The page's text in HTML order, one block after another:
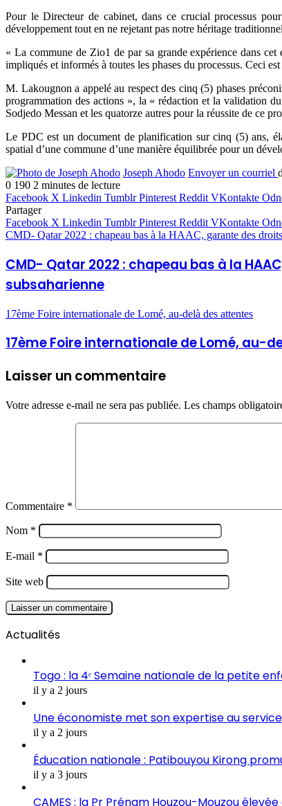
Pour le Directeur de cabinet, dans ce crucial processus
développement tout en ne rejetant pas notre héritage
« La commune de Zio1 de par sa grande expérience dans
impliqués et informés à toutes les phases du processus. Ceci
M. Lakougnon a appelé au respect des cinq (5) phases
programmation des actions », la « rédaction et la validation
Sodjedo Messan et les quatorze autres pour la réussite de ce
Le PDC est un document de planification sur cinq (5) ans,
spatial d’une commune d’une manière équilibrée pour un
Joseph Ahodo Envoyer un courriel
0 190 2 minutes de lecture
Facebook X Linkedin Tumblr Pinterest Reddit VKontakte
Partager
Facebook X Linkedin Tumblr Pinterest Reddit VKontakte
CMD- Qatar 2022 : chapeau bas à la HAAC, garante des
CMD- Qatar 2022 : chapeau bas à la
subsaharienne
17ème Foire internationale de Lomé, au-delà des attentes
17ème Foire internationale de Lomé, au-
Laisser un commentaire
Votre adresse e-mail ne sera pas publiée. Les champs
Commentaire *
Nom *
E-mail *
Site web
Actualités
Togo : la 4ᵉ Semaine nationale de la petite
il y a 2 jours
Une économiste met son expertise au
il y a 2 jours
Éducation nationale : Patibouyou Kirong
il y a 3 jours
CAMES : la Pr Prénam Houzou-Mouzou